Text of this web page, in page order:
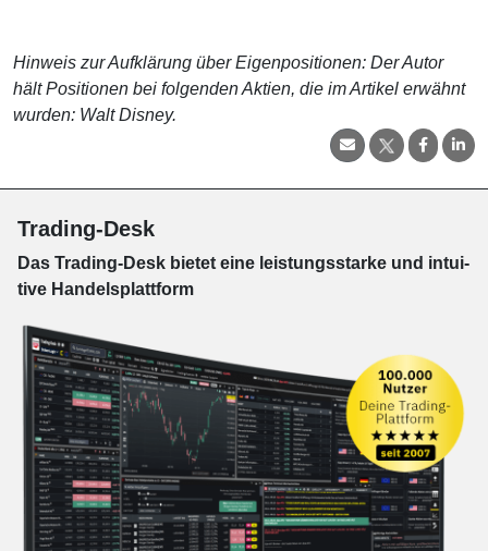
Hinweis zur Aufklärung über Eigenpositionen: Der Autor
hält Positionen bei folgenden Aktien, die im Artikel erwähnt
wurden: Walt Disney.
Trading-Desk
Das Trading-Desk bie­tet eine leis­tungs­star­ke und in­tui­
tive Han­dels­platt­form